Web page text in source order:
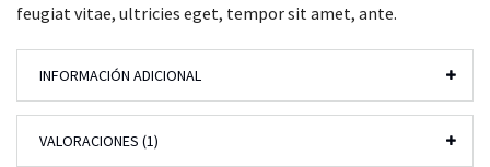
feugiat vitae, ultricies eget, tempor sit amet, ante.
INFORMACIÓN ADICIONAL
VALORACIONES (1)